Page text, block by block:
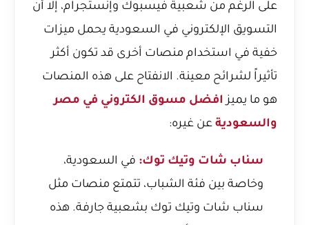
على الرغم من شعبية فيسبوك وإنستجرام، إلا أن
التسويق الإلكتروني في السعودية يحمل ميزات
خفية في استخدام منصات أخرى قد تكون أكثر
تأثيراً لشرائح معينة. الانفتاح على هذه المنصات
هو ما يميز افضل مسوق الكتروني في مصر
والسعودية عن غيره:
سناب شات وتيك توك: في السعودية،
وخاصة بين فئة الشباب، تتمتع منصات مثل
سناب شات وتيك توك بشعبية جارفة. هذه